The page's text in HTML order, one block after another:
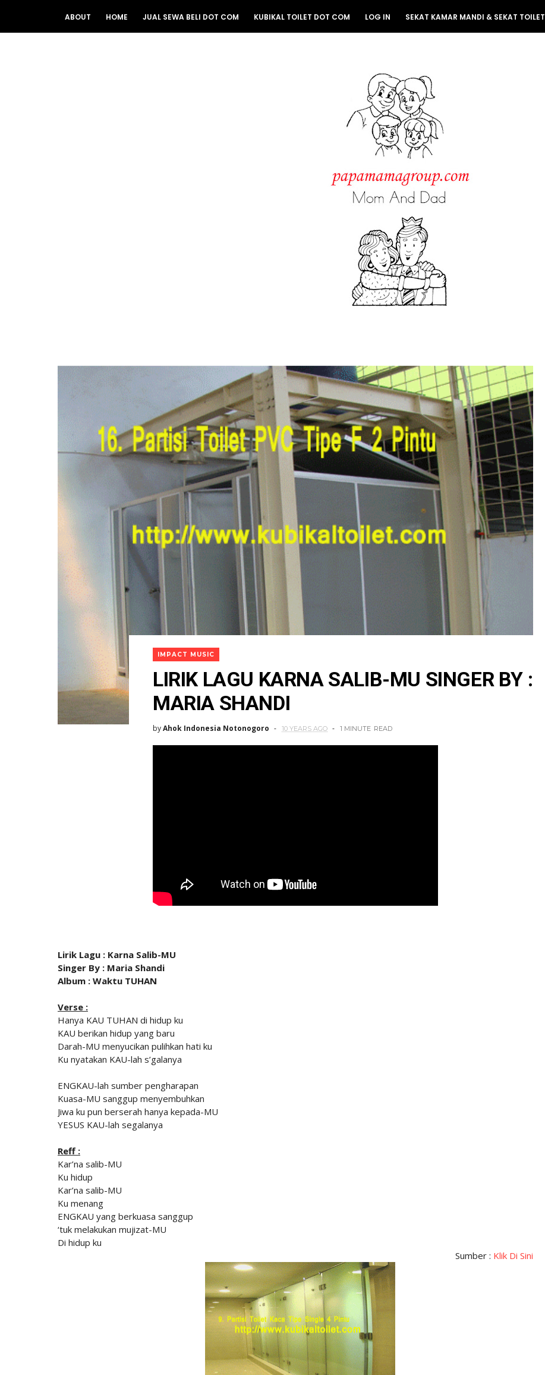
ABOUT HOME JUAL SEWA BELI DOT COM KUBIKAL TOILET DOT COM LOG IN SEKAT KAMAR MANDI & SEKAT TOILET
IMPACT MUSIC
LIRIK LAGU KARNA SALIB-MU SINGER BY :
MARIA SHANDI
byAhok Indonesia Notonogoro 10 YEARS AGO 1 MINUTE READ
Lirik Lagu : Karna Salib-MU
Singer By : Maria Shandi
Album : Waktu TUHAN
Verse :
Hanya KAU TUHAN di hidup ku
KAU berikan hidup yang baru
Darah-MU menyucikan pulihkan hati ku
Ku nyatakan KAU-lah s’galanya
ENGKAU-lah sumber pengharapan
Kuasa-MU sanggup menyembuhkan
Jiwa ku pun berserah hanya kepada-MU
YESUS KAU-lah segalanya
Reff :
Kar’na salib-MU
Ku hidup
Kar’na salib-MU
Ku menang
ENGKAU yang berkuasa sanggup
‘tuk melakukan mujizat-MU
Di hidup ku
Sumber : Klik Di Sini